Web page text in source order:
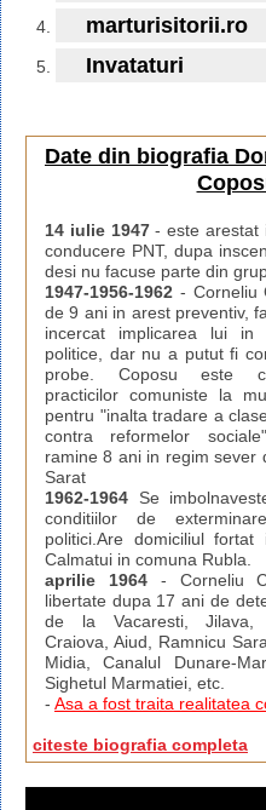
marturisitorii.ro
Invataturi
Date din biografia
14 iulie 1947- este arestat
conducere PNT, dupa
desi nu facuse parte din
1947-1956-1962 - Corneliu
de 9 ani in arest preventiv,
incercat implicarea lui in
politice, dar nu a putut fi
probe. Coposu este
practicilor comuniste la
pentru "inalta tradare a
contra reformelor
ramine 8 ani in regim sever
Sarat
1962-1964 Se
conditiilor de
politici.Are domiciliul
Calmatui in comuna Rubla.
aprilie 1964- Corneliu
libertate dupa 17 ani de
de la Vacaresti, Jilava,
Craiova, Aiud, Ramnicu
Midia, Canalul Dunare-
Sighetul Marmatiei, etc.
- Asa a fost traita realitatea
citeste biografia completa